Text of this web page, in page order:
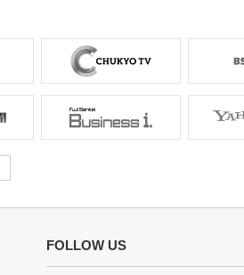
使用時期 :
使用地域 :東京都
デザインでした。
サイズ :ぴったり
使用時期 :
FOLLOW US